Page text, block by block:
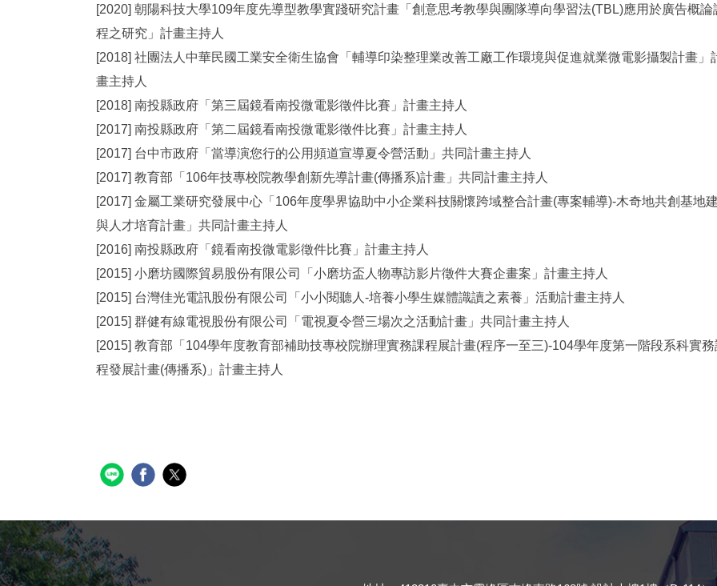
[2020] 朝陽科技大學109年度先導型教學實踐研究計畫「創意思考教學與團隊導向學習法(TBL)應用於廣告概論
程之研究」計畫主持人
[2018] 社團法人中華民國工業安全衛生協會「輔導印染整理業改善工廠工作環境與促進就業微電影攝製計畫」
畫主持人
[2018] 南投縣政府「第三屆鏡看南投微電影徵件比賽」計畫主持人
[2017] 南投縣政府「第二屆鏡看南投微電影徵件比賽」計畫主持人
[2017] 台中市政府「當導演您行的公用頻道宣導夏令營活動」共同計畫主持人
[2017] 教育部「106年技專校院教學創新先導計畫(傳播系)計畫」共同計畫主持人
[2017] 金屬工業研究發展中心「106年度學界協助中小企業科技關懷跨域整合計畫(專案輔導)-木奇地共創基地
與人才培育計畫」共同計畫主持人
[2016] 南投縣政府「鏡看南投微電影徵件比賽」計畫主持人
[2015] 小磨坊國際貿易股份有限公司「小磨坊盃人物專訪影片徵件大賽企畫案」計畫主持人
[2015] 台灣佳光電訊股份有限公司「小小閱聽人-培養小學生媒體識讀之素養」活動計畫主持人
[2015] 群健有線電視股份有限公司「電視夏令營三場次之活動計畫」共同計畫主持人
[2015] 教育部「104學年度教育部補助技專校院辦理實務課程展計畫(程序一至三)-104學年度第一階段系科實務
程發展計畫(傳播系)」計畫主持人